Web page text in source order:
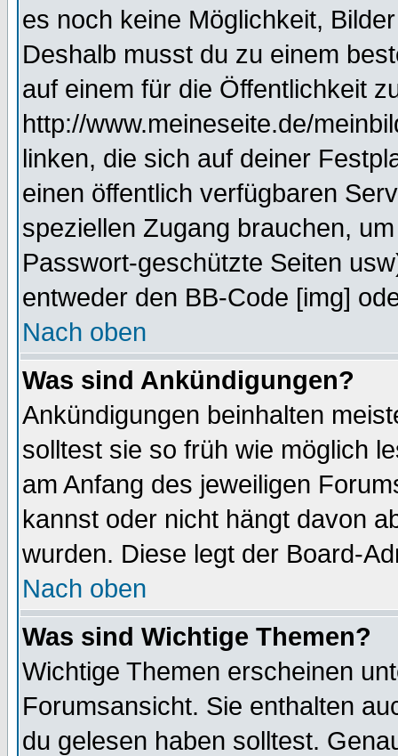
es noch keine Möglichkeit,
Deshalb musst du zu einem
auf einem für die Öffentlichkeit
http://www.meineseite.de/
linken, die sich auf deiner
einen öffentlich verfügbaren
speziellen Zugang brauchen,
Passwort-geschützte Seiten
entweder den BB-Code [img]
Nach oben
Was sind Ankündigungen?
Ankündigungen beinhalten
solltest sie so früh wie möglich
am Anfang des jeweiligen
kannst oder nicht hängt davon
wurden. Diese legt der Board-
Nach oben
Was sind Wichtige Themen?
Wichtige Themen erscheinen
Forumsansicht. Sie enthalten
du gelesen haben solltest.